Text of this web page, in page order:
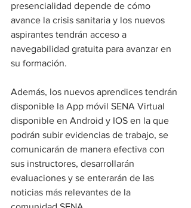
presencialidad depende de cómo
avance la crisis sanitaria y los nuevos
aspirantes tendrán acceso a
navegabilidad gratuita para avanzar en
su formación.
Además, los nuevos aprendices tendrán
disponible la App móvil SENA Virtual
disponible en Android y IOS en la que
podrán subir evidencias de trabajo, se
comunicarán de manera efectiva con
sus instructores, desarrollarán
evaluaciones y se enterarán de las
noticias más relevantes de la